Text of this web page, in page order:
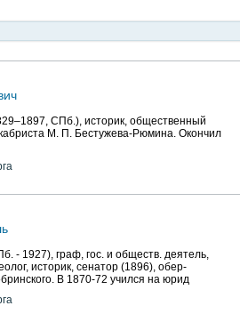
СПб.), историк, общественный
М. П. Бестужева-Рюмина. Окончил
- 1927), граф, гос. и обществ. деятель,
историк, сенатор (1896), обер-
В 1870-72 учился на юрид